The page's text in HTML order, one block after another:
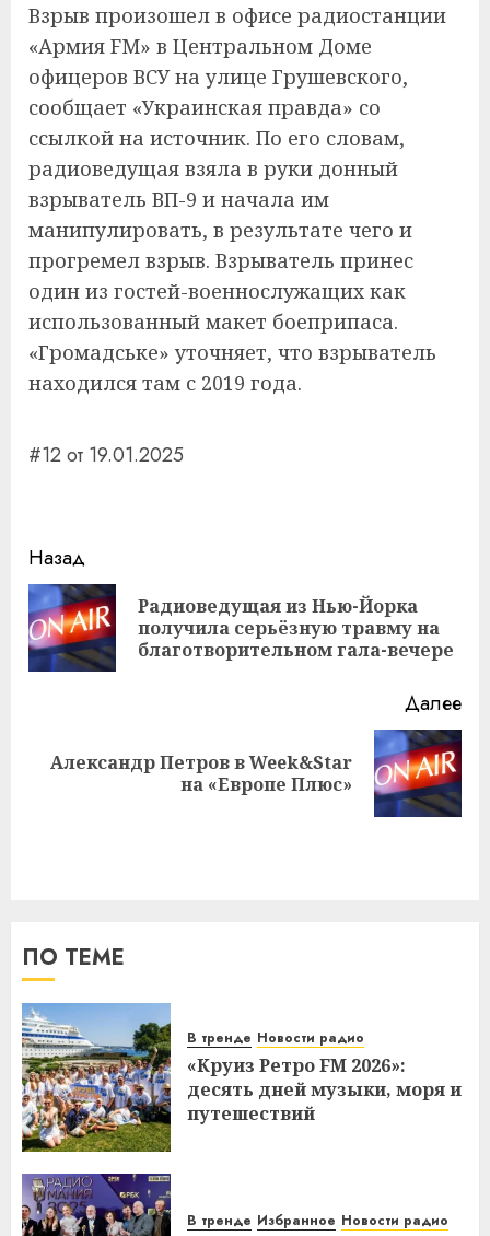
Взрыв произошел в офисе радиостанции
«Армия FM» в Центральном Доме
офицеров ВСУ на улице Грушевского,
сообщает «Украинская правда» со
ссылкой на источник. По его словам,
радиоведущая взяла в руки донный
взрыватель ВП-9 и начала им
манипулировать, в результате чего и
прогремел взрыв. Взрыватель принес
один из гостей-военнослужащих как
использованный макет боеприпаса.
«Громадське» уточняет, что взрыватель
находился там с 2019 года.
#12 от 19.01.2025
Навигация
записи
Назад
Радиоведущая из Нью-Йорка
получила серьёзную травму на
благотворительном гала-вечере
Далее
Следующая
Александр Петров в Week&Star
на «Европе Плюс»
ПО ТЕМЕ
В тренде Новости радио
«Круиз Ретро FM 2026»:
десять дней музыки, моря и
путешествий
В тренде Избранное Новости радио